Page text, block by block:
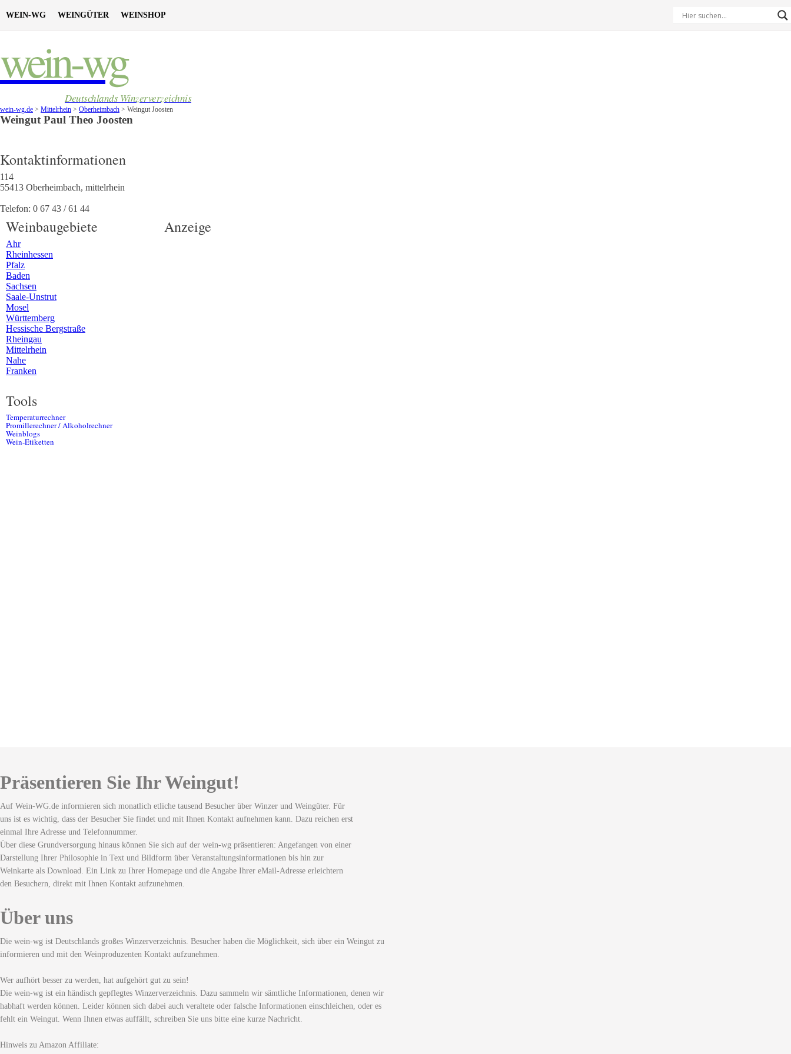
WEIN-WG WEINGÜTER WEINSHOP
wein-wg
Deutschlands Winzerverzeichnis
wein-wg.de > Mittelrhein > Oberheimbach > Weingut Joosten
Weingut Paul Theo Joosten
Kontaktinformationen
114
55413 Oberheimbach, mittelrhein
Telefon: 0 67 43 / 61 44
Weinbaugebiete
Ahr
Rheinhessen
Pfalz
Baden
Sachsen
Saale-Unstrut
Mosel
Württemberg
Hessische Bergstraße
Rheingau
Mittelrhein
Nahe
Franken
Tools
Temperaturrechner
Promillerechner / Alkoholrechner
Weinblogs
Wein-Etiketten
Anzeige
Präsentieren Sie Ihr Weingut!
Auf Wein-WG.de informieren sich monatlich etliche tausend Besucher über Winzer und Weingüter. Für
uns ist es wichtig, dass der Besucher Sie findet und mit Ihnen Kontakt aufnehmen kann. Dazu reichen erst
einmal Ihre Adresse und Telefonnummer.
Über diese Grundversorgung hinaus können Sie sich auf der wein-wg präsentieren: Angefangen von einer
Darstellung Ihrer Philosophie in Text und Bildform über Veranstaltungsinformationen bis hin zur
Weinkarte als Download. Ein Link zu Ihrer Homepage und die Angabe Ihrer eMail-Adresse erleichtern
den Besuchern, direkt mit Ihnen Kontakt aufzunehmen.
Über uns
Die wein-wg ist Deutschlands großes Winzerverzeichnis. Besucher haben die Möglichkeit, sich über ein Weingut zu
informieren und mit den Weinproduzenten Kontakt aufzunehmen.
Wer aufhört besser zu werden, hat aufgehört gut zu sein!
Die wein-wg ist ein händisch gepflegtes Winzerverzeichnis. Dazu sammeln wir sämtliche Informationen, denen wir
habhaft werden können. Leider können sich dabei auch veraltete oder falsche Informationen einschleichen, oder es
fehlt ein Weingut. Wenn Ihnen etwas auffällt, schreiben Sie uns bitte eine kurze Nachricht.
Hinweis zu Amazon Affiliate: